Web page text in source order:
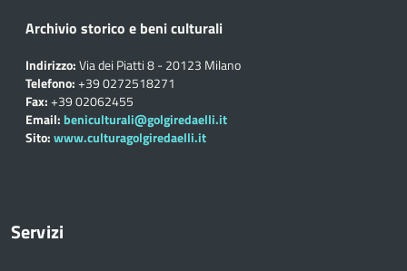
Archivio storico e beni culturali
Indirizzo:Via dei Piatti 8 - 20123 Milano
Telefono:+39 0272518271
Fax:+39 02062455
Email: beniculturali@golgiredaelli.it
Sito:www.culturagolgiredaelli.it
Servizi